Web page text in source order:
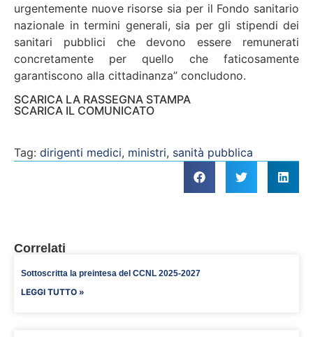
urgentemente nuove risorse sia per il Fondo sanitario
nazionale in termini generali, sia per gli stipendi dei
sanitari pubblici che devono essere remunerati
concretamente per quello che faticosamente
garantiscono alla cittadinanza” concludono.
SCARICA LA RASSEGNA STAMPA
SCARICA IL COMUNICATO
Tag: dirigenti medici, ministri, sanità pubblica
Correlati
Sottoscritta la preintesa del CCNL 2025-2027
LEGGI TUTTO »